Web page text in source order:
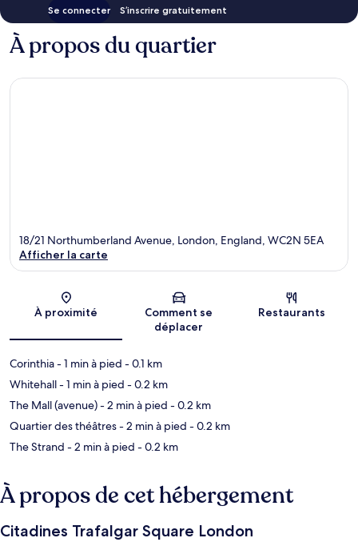
Se connecter S’inscrire gratuitement
À propos du quartier
Carte
18/21 Northumberland Avenue, London, England, WC2N 5EA
Afficher la carte
À proximité
Comment se
déplacer
Restaurants
Corinthia- 1 min à pied - 0.1 km
Whitehall- 1 min à pied - 0.2 km
The Mall (avenue)- 2 min à pied - 0.2 km
Quartier des théâtres- 2 min à pied - 0.2 km
The Strand - 2 min à pied - 0.2 km
À propos de cet hébergement
Citadines Trafalgar Square London